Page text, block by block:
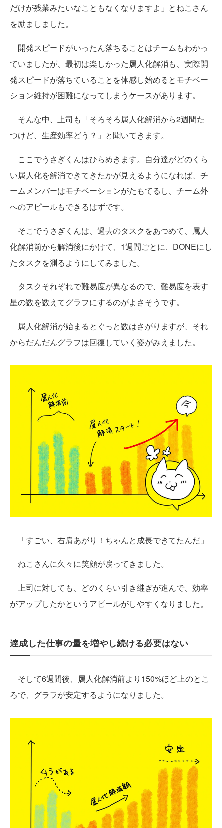
だけが残業みたいなこともなくなりますよ」とねこさん
を励ましました。
開発スピードがいったん落ちることはチームもわかっ
ていましたが、最初は楽しかった属人化解消も、実際開
発スピードが落ちていることを体感し始めるとモチベー
ション維持が困難になってしまうケースがあります。
そんな中、上司も「そろそろ属人化解消から2週間た
つけど、生産効率どう？」と聞いてきます。
ここでうさぎくんはひらめきます。自分達がどのくら
い属人化を解消できてきたかが見えるようになれば、チ
ームメンバーはモチベーションがたもてるし、チーム外
へのアピールもできるはずです。
そこでうさぎくんは、過去のタスクをあつめて、属人
化解消前から解消後にかけて、1週間ごとに、DONEにし
たタスクを測るようにしてみました。
タスクそれぞれで難易度が異なるので、難易度を表す
星の数を数えてグラフにするのがよさそうです。
属人化解消が始まるとぐっと数はさがりますが、それ
からだんだんグラフは回復していく姿がみえました。
「すごい、右肩あがり！ちゃんと成長できてたんだ」
ねこさんに久々に笑顔が戻ってきました。
上司に対しても、どのくらい引き継ぎが進んで、効率
がアップしたかというアピールがしやすくなりました。
達成した仕事の量を増やし続ける必要はない
そして6週間後、属人化解消前より150%ほど上のとこ
ろで、グラフが安定するようになりました。